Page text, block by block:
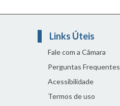
Links Úteis
Fale com a Câmara
Perguntas Frequentes
Acessibilidade
Termos de uso